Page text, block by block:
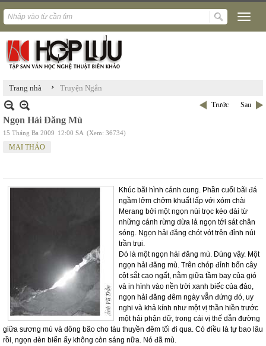
Trang nhà › Truyện Ngắn
Trước Sau
Ngọn Hải Đăng Mù
15 Tháng Ba 2009 12:00 SA (Xem: 36734)
MAI THẢO
Khúc bãi hình cánh cung. Phần cuối bãi đá
ngầm lởm chởm khuất lấp với xóm chài
Merang bởi một ngọn núi trọc kéo dài từ
những cánh rừng dừa lả ngọn tới sát chân
sóng. Ngọn hải đăng chót vót trên đỉnh núi
trần trụi.
Đó là một ngọn hải đăng mù. Đúng vậy. Một
ngọn hải đăng mù. Trên chóp đỉnh bốn cây
cột sắt cao ngất, nằm giữa tầm bay của gió
và in hình vào nền trời xanh biếc của đảo,
ngọn hải đăng đêm ngày vẫn đứng đó, uy
nghi và khả kính như một vị thần hiền trước
một hải phận dữ, trong cái vị thế dẫn đường
giữa sương mù và dông bão cho tàu thuyền đêm tối đi qua. Có điều là tự bao lâu
rồi, ngọn đèn biển ấy không còn sáng nữa. Nó đã mù.